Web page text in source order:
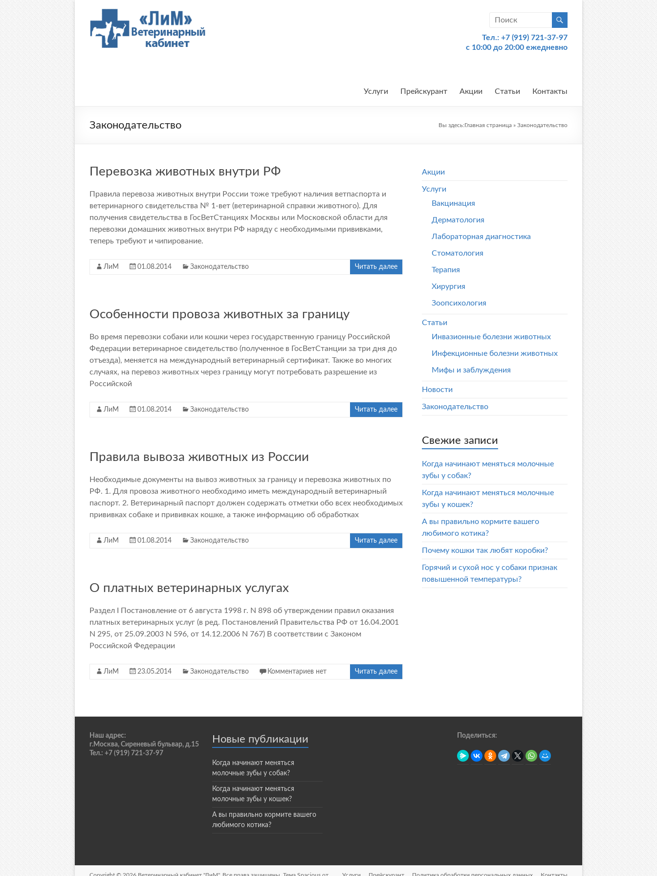
содержимому
Ветеринарный
кабинет
Тел.: +7 (919) 721-37-97
c 10:00 до 20:00 ежедневно
Услуги Прейскурант Акции Статьи Контакты
Законодательство Вы здесь:Главная страница » Законодательство
Перевозка животных внутри РФ
Правила перевоза животных внутри России тоже требуют наличия ветпаспорта и
ветеринарного свидетельства № 1-вет (ветеринарной справки животного). Для
получения свидетельства в ГосВетСтанциях Москвы или Московской области для
перевозки домашних животных внутри РФ наряду с необходимыми прививками,
теперь требуют и чипирование.
ЛиМ 01.08.2014 Законодательство Читать далее
Особенности провоза животных за границу
Во время перевозки собаки или кошки через государственную границу Российской
Федерации ветеринарное свидетельство (полученное в ГосВетСтанции за три дня до
отъезда), меняется на международный ветеринарный сертификат. Также во многих
случаях, на перевоз животных через границу могут потребовать разрешение из
Российской
ЛиМ 01.08.2014 Законодательство Читать далее
Правила вывоза животных из России
Необходимые документы на вывоз животных за границу и перевозка животных по
РФ. 1. Для провоза животного необходимо иметь международный ветеринарный
паспорт. 2. Ветеринарный паспорт должен содержать отметки обо всех необходимых
прививках собаке и прививках кошке, а также информацию об обработках
ЛиМ 01.08.2014 Законодательство Читать далее
О платных ветеринарных услугах
Раздел I Постановление от 6 августа 1998 г. N 898 об утверждении правил оказания
платных ветеринарных услуг (в ред. Постановлений Правительства РФ от 16.04.2001
N 295, от 25.09.2003 N 596, от 14.12.2006 N 767) В соответствии с Законом
Российской Федерации
ЛиМ 23.05.2014 Законодательство Комментариев нет Читать далее
Акции
Услуги
Вакцинация
Дерматология
Лабораторная диагностика
Стоматология
Терапия
Хирургия
Зоопсихология
Статьи
Инвазионные болезни животных
Инфекционные болезни животных
Мифы и заблуждения
Новости
Законодательство
Свежие записи
Когда начинают меняться молочные
зубы у собак?
Когда начинают меняться молочные
зубы у кошек?
А вы правильно кормите вашего
любимого котика?
Почему кошки так любят коробки?
Горячий и сухой нос у собаки признак
повышенной температуры?
Наш адрес:
г.Москва, Сиреневый бульвар, д.15
Тел.: +7 (919) 721-37-97
Новые публикации
Когда начинают меняться
молочные зубы у собак?
Когда начинают меняться
молочные зубы у кошек?
А вы правильно кормите вашего
любимого котика?
Поделиться: